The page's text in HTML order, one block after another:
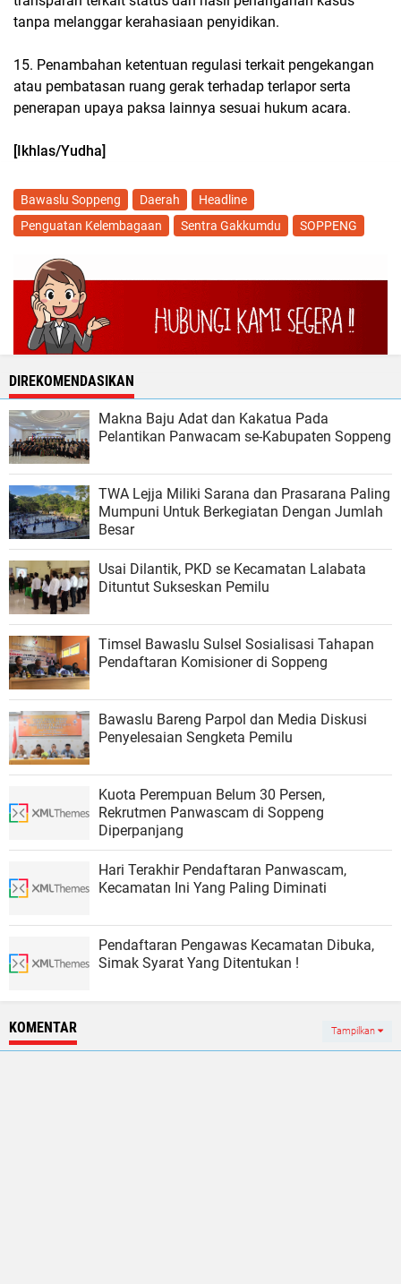
tanpa melanggar kerahasiaan penyidikan.
15. Penambahan ketentuan regulasi terkait pengekangan
atau pembatasan ruang gerak terhadap terlapor serta
penerapan upaya paksa lainnya sesuai hukum acara.
[Ikhlas/Yudha]
Bawaslu Soppeng Daerah
Headline
Penguatan Kelembagaan
Sentra Gakkumdu SOPPENG
DIREKOMENDASIKAN
Makna Baju Adat dan Kakatua Pada
Pelantikan Panwacam se-Kabupaten Soppeng
TWA Lejja Miliki Sarana dan Prasarana Paling
Mumpuni Untuk Berkegiatan Dengan Jumlah
Besar
Usai Dilantik, PKD se Kecamatan Lalabata
Dituntut Sukseskan Pemilu
Timsel Bawaslu Sulsel Sosialisasi Tahapan
Pendaftaran Komisioner di Soppeng
Bawaslu Bareng Parpol dan Media Diskusi
Penyelesaian Sengketa Pemilu
Kuota Perempuan Belum 30 Persen,
Rekrutmen Panwascam di Soppeng
Diperpanjang
Hari Terakhir Pendaftaran Panwascam,
Kecamatan Ini Yang Paling Diminati
Pendaftaran Pengawas Kecamatan Dibuka,
Simak Syarat Yang Ditentukan !
KOMENTAR Tampilkan